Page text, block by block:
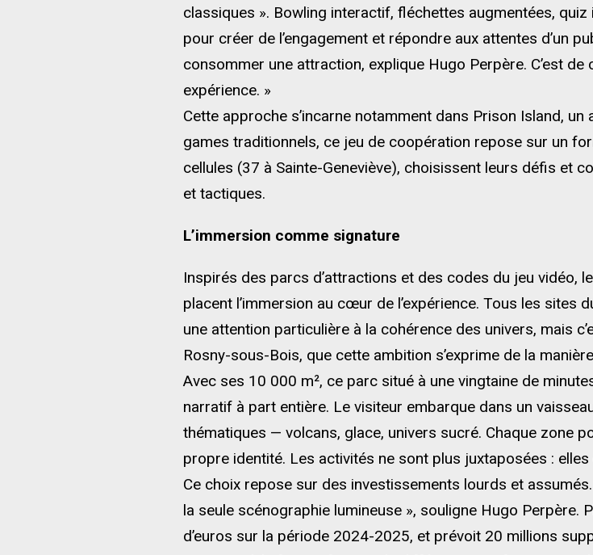
classiques ». Bowling interactif, fléchettes augmentées,
pour créer de l’engagement et répondre aux attentes d’un
consommer une attraction, explique Hugo Perpère. C’est
expérience. »
Cette approche s’incarne notamment dans Prison Island,
games traditionnels, ce jeu de coopération repose sur un
cellules (37 à Sainte-Geneviève), choisissent leurs défis et
et tactiques.
L’immersion comme signature
Inspirés des parcs d’attractions et des codes du jeu vidéo,
placent l’immersion au cœur de l’expérience. Tous les sites
une attention particulière à la cohérence des univers, mais
Rosny-sous-Bois, que cette ambition s’exprime de la
Avec ses 10 000 m², ce parc situé à une vingtaine de
narratif à part entière. Le visiteur embarque dans un
thématiques — volcans, glace, univers sucré. Chaque zone
propre identité. Les activités ne sont plus juxtaposées :
Ce choix repose sur des investissements lourds et
la seule scénographie lumineuse », souligne Hugo
d’euros sur la période 2024-2025, et prévoit 20 millions